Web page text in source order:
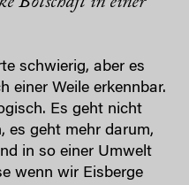
schwierig, aber es
einer Weile erkennbar.
Es geht nicht
es geht mehr darum,
in so einer Umwelt
wenn wir Eisberge